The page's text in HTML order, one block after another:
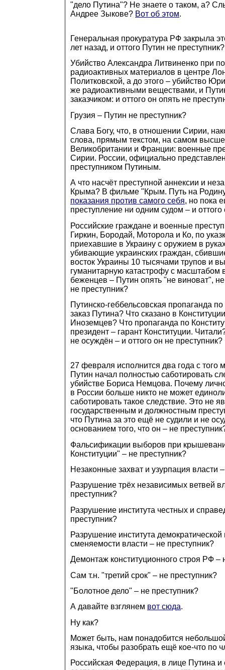
"дело Путина"? Не знаете о таком, а?
Андрее Зыкове? Вот об этом.
Генеральная прокуратура РФ закрыла
лет назад, и оттого Путин не преступник?
Убийство Александра Литвиненко при
радиоактивных материалов в центре
Политковской, а до этого – убийство
же радиоактивными веществами, и
заказчиком: и оттого он опять не
Грузия – Путин не преступник?
Слава Богу, что, в отношении Сирии,
слова, прямым текстом, на самом
Великобритании и Франции: военные
Сирии. России, официально
преступником Путиным.
А что насчёт преступной аннексии и
Крыма? В фильме "Крым. Путь на
показания против самого себя, но пока
преступление ни одним судом – и оттого
Российские граждане и военные
Гиркин, Бородай, Моторола и Ко, по
приехавшие в Украину с оружием в
убивающие украинских граждан,
восток Украины 10 тысячами трупов и
гуманитарную катастрофу с масштабом
беженцев – Путин опять "не виноват",
не преступник?
Путинско-геббельсовская пропаганда
заказ Путина? Что сказано в
Иноземцев? Что пропаганда по
президент – гарант Конституции.
не осуждён – и оттого он не преступник?
27 февраля исполнится два года с того
Путин начал полностью саботировать
убийстве Бориса Немцова. Почему
в России больше никто не может
саботировать такое следствие. Это не
государственным и должностным
что Путина за это ещё не судили и не
основанием того, что он – не
Фальсификации выборов при
Конституции" – не преступник?
Незаконные захват и узурпация власти
Разрушение трёх независимых ветвей
преступник?
Разрушение института честных и
преступник?
Разрушение института
сменяемости власти – не преступник?
Демонтаж конституционного строя РФ –
Сам т.н. "третий срок" – не преступник?
"Болотное дело" – не преступник?
А давайте взглянем вот сюда.
Ну как?
Может быть, нам понадобится
языка, чтобы разобрать ещё кое-что по
Российская Федерация, в лице Путина и